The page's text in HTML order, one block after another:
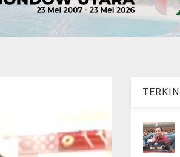
TERKINI